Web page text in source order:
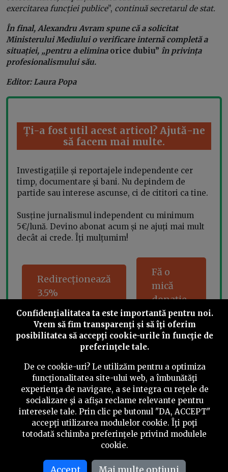
exercitarea funcției publice”, continuă secretarul de stat.
În final, Alexandru Avram spune că a solicitat
Ministerului Mediului o verificare internă completă a
situației, „pentru a elimina orice dubiu” în privința
profesionalismului său.
Editor: Laura Popa
Ți-a fost util acest articol? Ajută-ne
să facem mai multe.
Investigațiile și reportajele independente cer
timp, documentare și bani. Nu depindem de
partide sau interese ascunse, ci de cititori ca tine.
Susține jurnalismul independent cu minimum
5€/lună. Devino abonat acum și ne ajuți mai mult
decât ai crede. Îți mulțumim!
Redirecționează
3.5%
Fă o
mică
donație
Share this
©2026PressOne.ro
Despre noiPolitica editorială
Politica de verificare a conținutuluiContact
Confidenţialitatea ta este importantă pentru noi.
Vrem să fim transparenţi și să îţi oferim
posibilitatea să accepţi cookie-urile în funcţie de
preferinţele tale.
De ce cookie-uri? Le utilizăm pentru a optimiza
funcţionalitatea site-ului web, a îmbunătăţi
experienţa de navigare, a se integra cu reţele de
socializare şi a afişa reclame relevante pentru
interesele tale. Prin clic pe butonul "DA, ACCEPT"
accepţi utilizarea modulelor cookie. Îţi poţi
totodată schimba preferinţele privind modulele
cookie.